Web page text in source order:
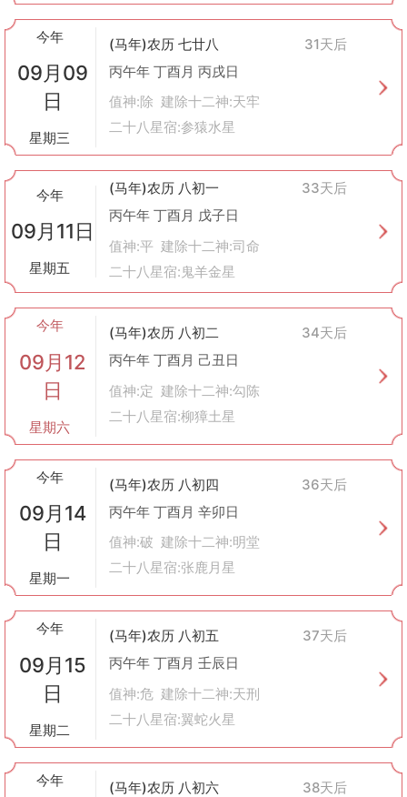
今年
09月09
日
星期三
(马年)农历 七廿八
31天后
丙午年 丁酉月 丙戌日
值神:除 建除十二神:天牢
二十八星宿:参猿水星
今年
09月11日
星期五
(马年)农历 八初一
33天后
丙午年 丁酉月 戊子日
值神:平 建除十二神:司命
二十八星宿:鬼羊金星
今年
09月12
日
星期六
(马年)农历 八初二
34天后
丙午年 丁酉月 己丑日
值神:定 建除十二神:勾陈
二十八星宿:柳獐土星
今年
09月14
日
星期一
(马年)农历 八初四
36天后
丙午年 丁酉月 辛卯日
值神:破 建除十二神:明堂
二十八星宿:张鹿月星
今年
09月15
日
星期二
(马年)农历 八初五
37天后
丙午年 丁酉月 壬辰日
值神:危 建除十二神:天刑
二十八星宿:翼蛇火星
今年 (马年)农历 八初六
38天后